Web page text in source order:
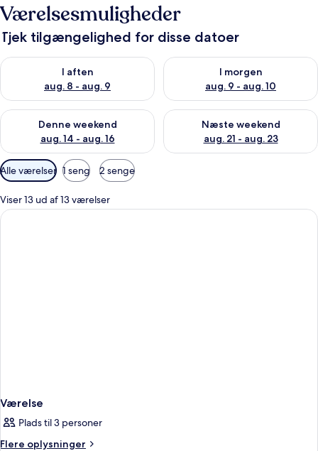
Værelsesmuligheder
Tjek tilgængelighed for disse datoer
I aften
aug. 8 - aug. 9
Tjek tilgængelighed for i aften aug. 8 - aug. 9
I morgen
aug. 9 - aug. 10
Tjek tilgængelighed for i
Denne weekend
aug. 14 - aug. 16
Tjek tilgængelighed for denne weekend aug. 14 - aug. 16
Næste weekend
aug. 21 - aug. 23
Tjek tilgængelighed for næste
Tilgængelige
filtre
for
værelser
Alle værelser 1 seng 2 senge
Viser 13 ud af 13 værelser
Værelse
Plads til 3 personer
Flere oplysninger
Flere